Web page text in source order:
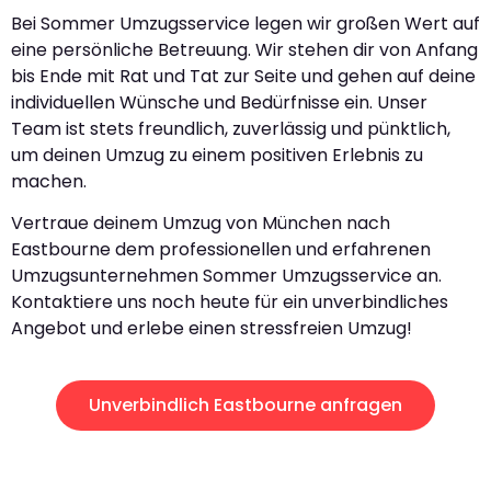
Bei Sommer Umzugsservice legen wir großen Wert auf
eine persönliche Betreuung. Wir stehen dir von Anfang
bis Ende mit Rat und Tat zur Seite und gehen auf deine
individuellen Wünsche und Bedürfnisse ein. Unser
Team ist stets freundlich, zuverlässig und pünktlich,
um deinen Umzug zu einem positiven Erlebnis zu
machen.
Vertraue deinem Umzug von München nach
Eastbourne dem professionellen und erfahrenen
Umzugsunternehmen Sommer Umzugsservice an.
Kontaktiere uns noch heute für ein unverbindliches
Angebot und erlebe einen stressfreien Umzug!
Unverbindlich Eastbourne anfragen